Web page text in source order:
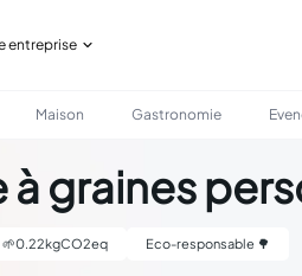
entreprise
Maison Gastronomie
à graines
🌱0.22kgCO2eq Eco-responsable 🌳